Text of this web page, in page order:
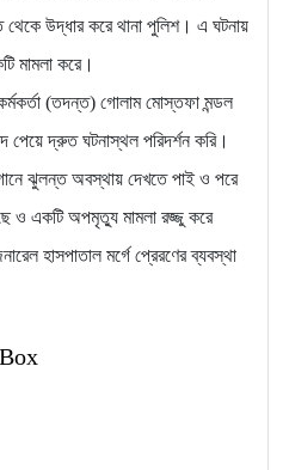
থেকে উদ্ধার করে থানা পুলিশ। এ ঘটনায়
মামলা করে।
(তদন্ত) গোলাম মোস্তফা মন্ডল
পেয়ে দ্রুত ঘটনাস্থল পরিদর্শন করি।
ঝুলন্ত অবস্থায় দেখতে পাই ও পরে
ও একটি অপমৃত্যু মামলা রজ্জু করে
হাসপাতাল মর্গে প্রেরণের ব্যবস্থা